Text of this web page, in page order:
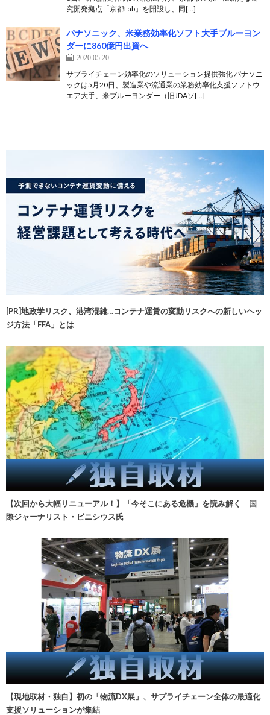
究開発拠点「京都Lab」を開設し、同[…]
パナソニック、米業務効率化ソフト大手ブルーヨン
ダーに860億円出資へ
2020.05.20
サプライチェーン効率化のソリューション提供強化 パナソニ
ックは5月20日、製造業や流通業の業務効率化支援ソフトウ
エア大手、米ブルーヨンダー（旧JDAソ[…]
[PR]地政学リスク、港湾混雑…コンテナ運賃の変動リスクへの新しいヘッ
ジ方法「FFA」とは
【次回から大幅リニューアル！】「今そこにある危機」を読み解く 国
際ジャーナリスト・ビニシウス氏
【現地取材・独自】初の「物流DX展」、サプライチェーン全体の最適化
支援ソリューションが集結